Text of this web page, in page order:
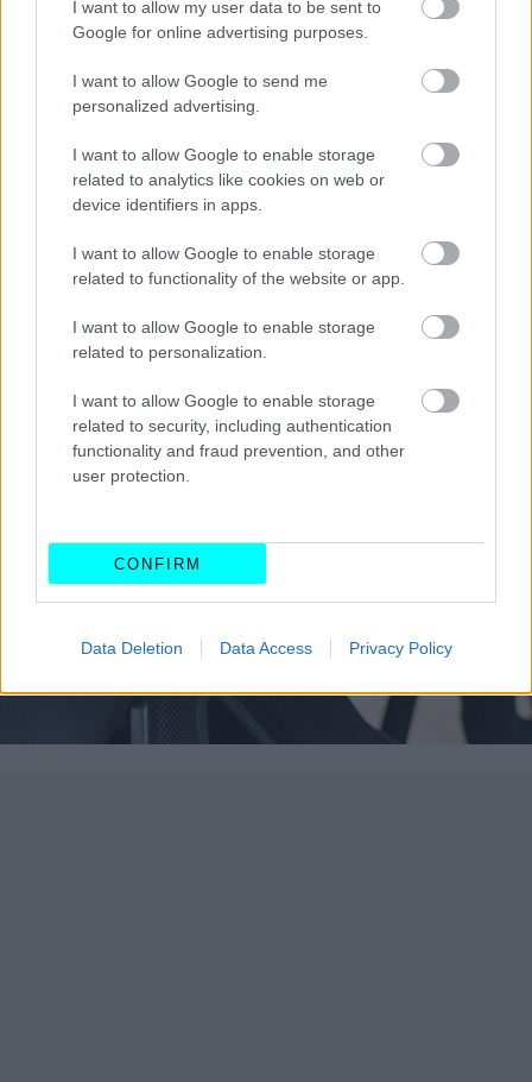
I want to allow my user data to be sent to
Google for online advertising purposes.
I want to allow Google to send me
personalized advertising.
I want to allow Google to enable storage
related to analytics like cookies on web or
device identifiers in apps.
I want to allow Google to enable storage
related to functionality of the website or app.
I want to allow Google to enable storage
related to personalization.
I want to allow Google to enable storage
related to security, including authentication
functionality and fraud prevention, and other
user protection.
CONFIRM
Data Deletion Data Access Privacy Policy
Για την τεράστια ανάγκη αυτονομίας τοποθετήθηκε
δοχείο καυσίμων 1.500 (!) λίτρων
εξωτερικό σύστημα θέρμανσης του κινητήρα. Επίσης,
δεδομένης της σκληρότητας του εδάφους,
τροποποιήθηκε το δάπεδο -εκτός των άλλων και για να
χωρέσει τα τεράστια off-road ελαστικά-, η ανάρτηση
αντικαταστάθηκε με μία υψηλής αντοχής, η καμπίνα
καθίσματα.